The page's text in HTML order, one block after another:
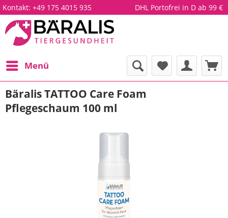
Kontakt: +49 175 4015 935 DHL Portofrei in D ab 99 €
Menü
Bäralis TATTOO Care Foam
Pflegeschaum 100 ml